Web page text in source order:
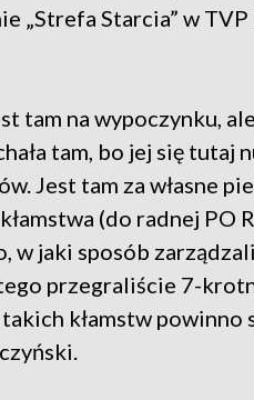
„Strefa Starcia” w
tam na wypoczynku,
tam, bo jej się tutaj
Jest tam za własne
(do radnej
w jaki sposób
przegraliście 7-
kłamstw powinno